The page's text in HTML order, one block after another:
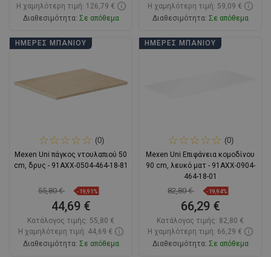
Η χαμηλότερη τιμή: 126,79 €
Διαθεσιμότητα: Σε απόθεμα
Στο καλάθι
Η χαμηλότερη τιμή: 59,09 €
Διαθεσιμότητα: Σε απόθεμα
Στο καλάθι
ΗΜΈΡΕΣ ΜΠΆΝΙΟΥ
(0)
Mexen Uni πάγκος ντουλαπιού 50
cm, δρυς - 91AXX-0504-464-18-81
55,80 € -19,91%
44,69 €
Κατάλογος τιμής: 55,80 €
Η χαμηλότερη τιμή: 44,69 €
Διαθεσιμότητα: Σε απόθεμα
ΗΜΈΡΕΣ ΜΠΆΝΙΟΥ
(0)
Mexen Uni Επιφάνεια κομοδίνου
90 cm, λευκό ματ - 91AXX-0904-
464-18-01
82,80 € -19,94%
66,29 €
Κατάλογος τιμής: 82,80 €
Η χαμηλότερη τιμή: 66,29 €
Διαθεσιμότητα: Σε απόθεμα